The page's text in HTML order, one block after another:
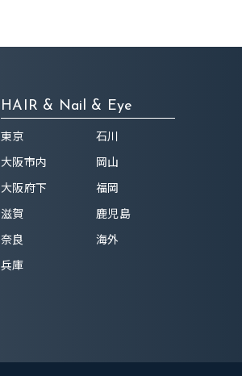
HAIR & Nail & Eye
東京
大阪市内
大阪府下
滋賀
奈良
兵庫
石川
岡山
福岡
鹿児島
海外